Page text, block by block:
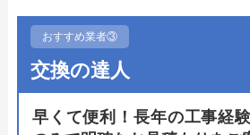
お客様の要望を丁寧にヒアリン
最適なプランを提案してくれま
が分かる提示で、不安が残らな
おすすめ業者③
交換の達人
早くて便利！長年の工事経